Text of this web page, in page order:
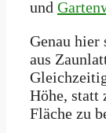
und
Genau hier
aus
Höhe, statt
Fläche zu